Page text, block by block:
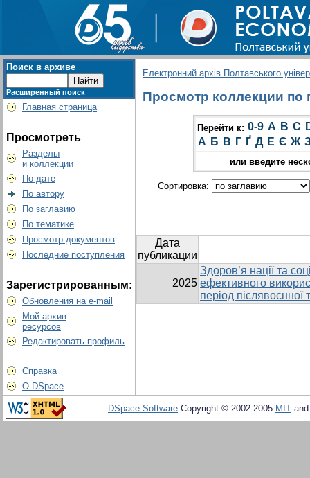
Поиск в архиве
Расширенный поиск
Главная страница
Просмотреть
Разделы
и коллекции
По дате
По автору
По заглавию
По тематике
Просмотр документов
Последние поступления
Зарегистрированным:
Обновления на e-mail
Мой архив
ресурсов
Редактировать профиль
Справка
О DSpace
Електронний архів Полтавського
Просмотр коллекции по
Перейти к: 0-9 A B C
А Б В Г Ґ Д Е Є Ж
или введите
Сортировка:
Дата
публикации
2025
Здоров’я нації та
ефективного
період післявоєнної
DSpace Software Copyright © 2002-2005 MIT